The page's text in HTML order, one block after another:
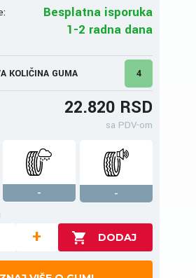
Besplatna isporuka
1-2 radna dana
KOLIČINA GUMA 4
22.820 RSD
sa PDV-om
-
-
+